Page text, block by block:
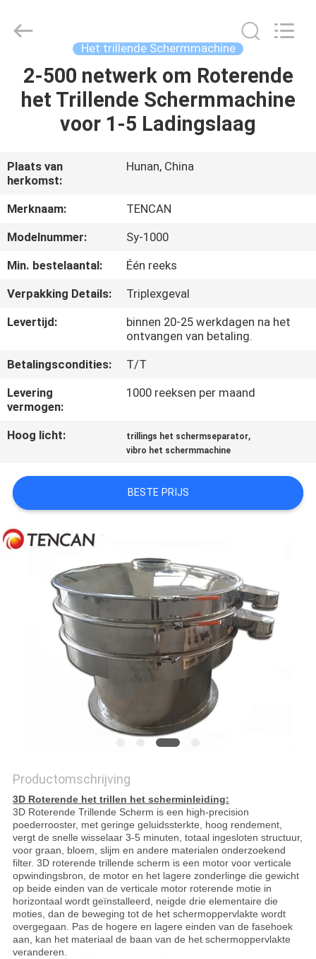
HUIS
PRODUCTEN
ONGEVEER
ONS
FABRIEKSREIS
CONTACTEER
NIEUWS
BLOG
VERZOEK
OM EEN
CITAAT
SITEMAP
PRIVACYBELEID
Powder
Technology
Reserved.
Het trillende Schermmachine
2-500 netwerk om Roterende
het Trillende Schermmachine
voor 1-5 Ladingslaag
Plaats van
herkomst:
Hunan, China
Merknaam:
TENCAN
Modelnummer:
Sy-1000
Min. bestelaantal:
Één reeks
Verpakking Details:
Triplexgeval
Levertijd:
binnen 20-25 werkdagen na het
ontvangen van betaling.
Betalingscondities:
T/T
Levering
vermogen:
1000 reeksen per maand
Hoog licht: trillings het schermseparator,
vibro het schermmachine
BESTE PRIJS
Productomschrijving
3D Roterende het trillen het scherminleiding:
3D Roterende Trillende Scherm is een high-precision
poederrooster, met geringe geluidssterkte, hoog rendement,
vergt de snelle wisselaar 3-5 minuten, totaal ingesloten structuur,
voor graan, bloem, slijm en andere materialen onderzoekend
filter. 3D roterende trillende scherm is een motor voor verticale
opwindingsbron, de motor en het lagere zonderlinge die gewicht
op beide einden van de verticale motor roterende motie in
horizontaal wordt geïnstalleerd, neigde drie elementaire die
moties, dan de beweging tot de het schermoppervlakte wordt
overgegaan. Pas de hogere en lagere einden van de fasehoek
aan, kan het materiaal de baan van de het schermoppervlakte
veranderen.